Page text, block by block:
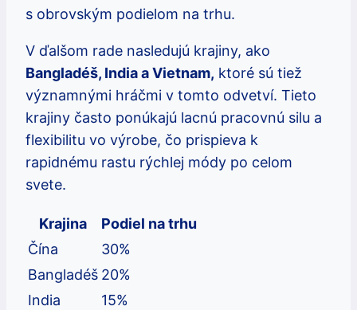
s obrovským podielom na trhu.
V ďalšom rade nasledujú krajiny, ako
Bangladéš, India a Vietnam, ktoré sú tiež
významnými hráčmi v tomto odvetví. Tieto
krajiny často ponúkajú lacnú pracovnú silu a
flexibilitu vo výrobe, čo prispieva k
rapidnému rastu rýchlej módy po celom
svete.
Krajina
Podiel na trhu
Čína
30%
Bangladéš 20%
India
15%